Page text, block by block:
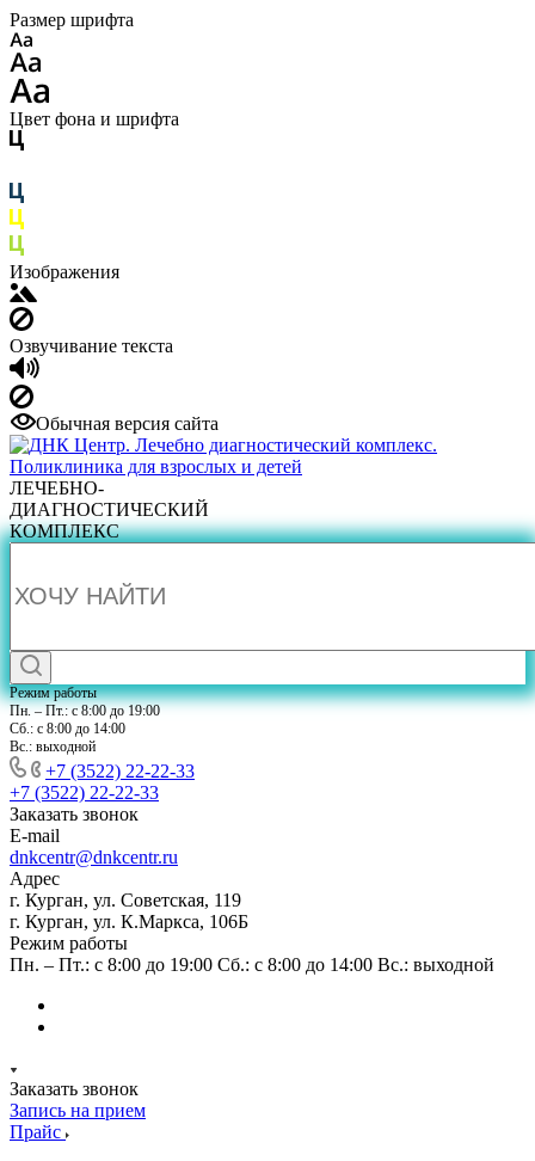
Размер шрифта
Цвет фона и шрифта
Изображения
Озвучивание текста
Обычная версия сайта
ЛЕЧЕБНО-
ДИАГНОСТИЧЕСКИЙ
КОМПЛЕКС
Режим работы
Пн. – Пт.: с 8:00 до 19:00
Сб.: с 8:00 до 14:00
Вс.: выходной
+7 (3522) 22-22-33
+7 (3522) 22-22-33
Заказать звонок
E-mail
dnkcentr@dnkcentr.ru
Адрес
г. Курган, ул. Советская, 119
г. Курган, ул. К.Маркса, 106Б
Режим работы
Пн. – Пт.: с 8:00 до 19:00 Сб.: с 8:00 до 14:00 Вс.: выходной
Заказать звонок
Запись на прием
Прайс